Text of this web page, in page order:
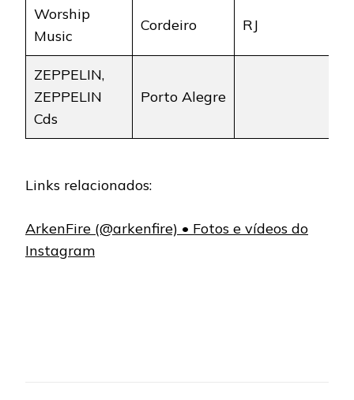
Worship
Music
Cordeiro RJ
ZEPPELIN,
ZEPPELIN
Cds
Porto Alegre
Links relacionados:
ArkenFire (@arkenfire) • Fotos e vídeos do
Instagram